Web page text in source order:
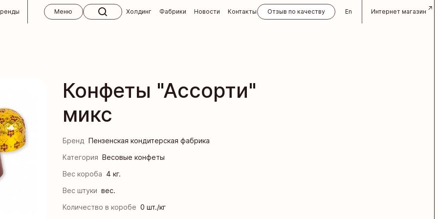
изделия ручной работы
СНГ
Меню
Холдинг
абитуриентам
Фабрики
фабрика «Ясная Поляна»
кондитерская фабрика
фабрика им. К. Самойловой
кондитерская фабрика
Новости Контакты
«Алёнка»
Отзыв по качеству
En
Интернет магазин
Конфеты "Ассорти"
микс
Бренд Пензенская кондитерская фабрика
Категория Весовые конфеты
Вес короба 4 кг.
Вес штуки вес.
Количество в коробе 0 шт./кг